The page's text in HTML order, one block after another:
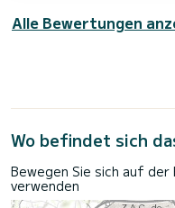
Alle Bewertungen
Wo befindet sich
Bewegen Sie sich auf der
verwenden